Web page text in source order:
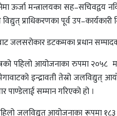
ऊर्जा मन्त्रालयका सह–सचिवद्वय
प्राधिकरणका पूर्व
जलसरोकार डटकमका प्रधान
पहिलो आयोजनाका रुपमा
इन्द्रावती तेस्रो जलविद्युत्
पाण्डेलाई सम्मान गरिएको हो ।
जलविद्युत् आयोजनाका रूपमा